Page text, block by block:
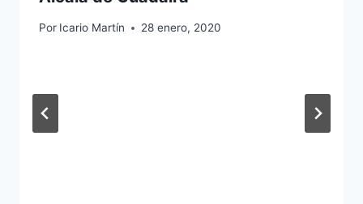
Por Icario Martín 28 enero, 2020